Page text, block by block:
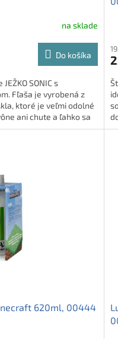
na sklade
Do košíka
SONIC s
Fľaša je vyrobená z
ktoré je veľmi odolné
ani chute a ľahko sa
na výlety, počas
620ml, 00444